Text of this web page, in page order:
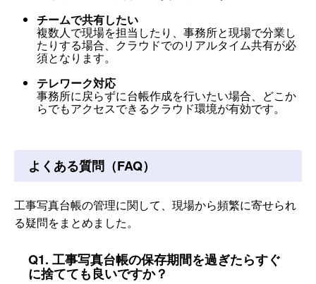
チームで共有したい
複数人で現場を担当したり、事務所と現場で分業し
たりする場合、クラウドでのリアルタイム共有が必
須となります。
テレワーク対応
事務所に戻らずに台帳作成を行いたい場合、どこか
らでもアクセスできるクラウド環境が有効です。
よくある質問（FAQ）
工事写真台帳の管理に関して、現場から頻繁に寄せられ
る疑問をまとめました。
Q1. 工事写真台帳の保存期間を過ぎたらすぐ
に捨てても良いですか？